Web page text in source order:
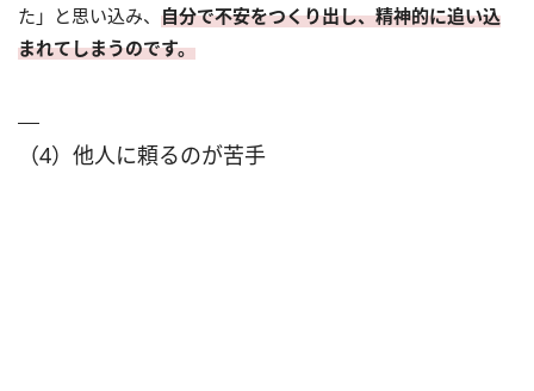
た」と思い込み、 自分で不安をつくり出し、精神的に追い込
まれてしまうのです。
（4）他人に頼るのが苦手